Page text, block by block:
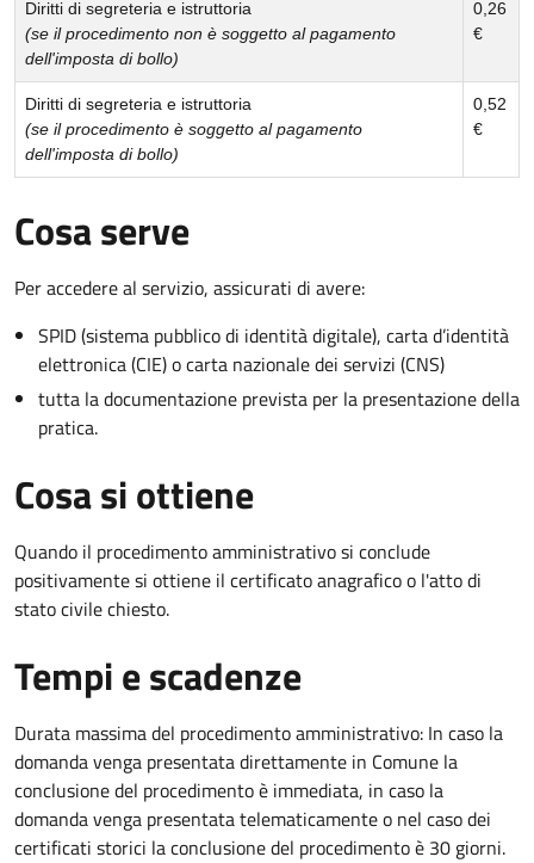
Diritti di segreteria e istruttoria
(se il procedimento non è soggetto al pagamento
dell'imposta di bollo)
0,26
€
Diritti di segreteria e istruttoria
(se il procedimento è soggetto al pagamento
dell'imposta di bollo)
0,52
€
Cosa serve
Per accedere al servizio, assicurati di avere:
SPID (sistema pubblico di identità digitale), carta d’identità
elettronica (CIE) o carta nazionale dei servizi (CNS)
tutta la documentazione prevista per la presentazione della
pratica.
Cosa si ottiene
Quando il procedimento amministrativo si conclude
positivamente si ottiene il certificato anagrafico o l'atto di
stato civile chiesto.
Tempi e scadenze
Durata massima del procedimento amministrativo: In caso la
domanda venga presentata direttamente in Comune la
conclusione del procedimento è immediata, in caso la
domanda venga presentata telematicamente o nel caso dei
certificati storici la conclusione del procedimento è 30 giorni.